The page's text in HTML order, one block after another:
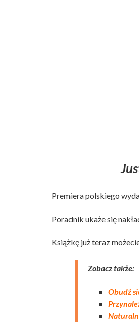
Premiera polskiego
Poradnik ukaże się
Książkę już teraz
Zobacz także:
Obudź